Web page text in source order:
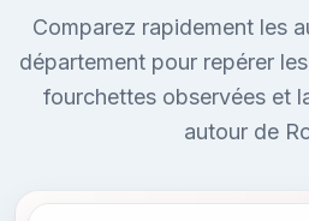
Comparez rapidement les
département pour repérer
fourchettes observées et
autour de